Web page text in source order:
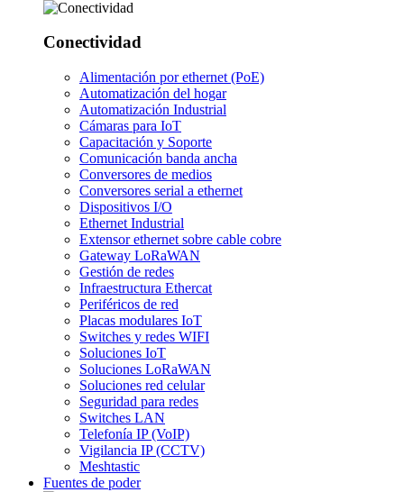
Conectividad
Alimentación por ethernet (PoE)
Automatización del hogar
Automatización Industrial
Cámaras para IoT
Capacitación y Soporte
Comunicación banda ancha
Conversores de medios
Conversores serial a ethernet
Dispositivos I/O
Ethernet Industrial
Extensor ethernet sobre cable cobre
Gateway LoRaWAN
Gestión de redes
Infraestructura Ethercat
Periféricos de red
Placas modulares IoT
Switches y redes WIFI
Soluciones IoT
Soluciones LoRaWAN
Soluciones red celular
Seguridad para redes
Switches LAN
Telefonía IP (VoIP)
Vigilancia IP (CCTV)
Meshtastic
Fuentes de poder